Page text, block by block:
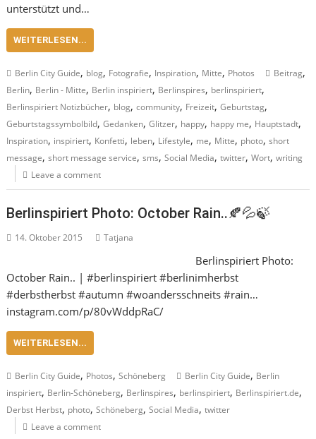
unterstützt und…
WEITERLESEN...
Berlin City Guide, blog, Fotografie, Inspiration, Mitte, Photos Beitrag,
Berlin, Berlin - Mitte, Berlin inspiriert, Berlinspires, berlinspiriert,
Berlinspiriert Notizbücher, blog,community, Freizeit,Geburtstag,
Geburtstagssymbolbild,Gedanken,Glitzer, happy, happy me, Hauptstadt,
Inspiration, inspiriert, Konfetti, leben, Lifestyle, me, Mitte, photo,short
message,short message service,sms,Social Media,twitter,Wort,writing
Leave a comment
Berlinspiriert Photo: October Rain..🍂💦🍃
14. Oktober 2015 Tatjana
Berlinspiriert Photo:
October Rain.. | #berlinspiriert #berlinimherbst
#derbstherbst #autumn #woandersschneits #rain…
instagram.com/p/80vWddpRaC/
WEITERLESEN...
Berlin City Guide, Photos,Schöneberg Berlin City Guide, Berlin
inspiriert, Berlin-Schöneberg, Berlinspires, berlinspiriert, Berlinspiriert.de,
Derbst Herbst, photo,Schöneberg,Social Media,twitter
Leave a comment